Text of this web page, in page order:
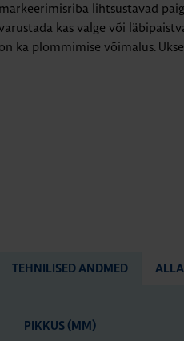
markeerimisriba lihtsustavad
kas valge või
on ka plommimise võimalus.
TEHNILISED ANDMED
PIKKUS (MM)